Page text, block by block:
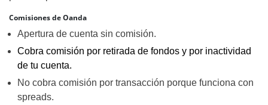
Comisiones de Oanda
Apertura de cuenta sin comisión.
Cobra comisión por retirada de fondos y por inactividad
de tu cuenta.
No cobra comisión por transacción porque funciona con
spreads.